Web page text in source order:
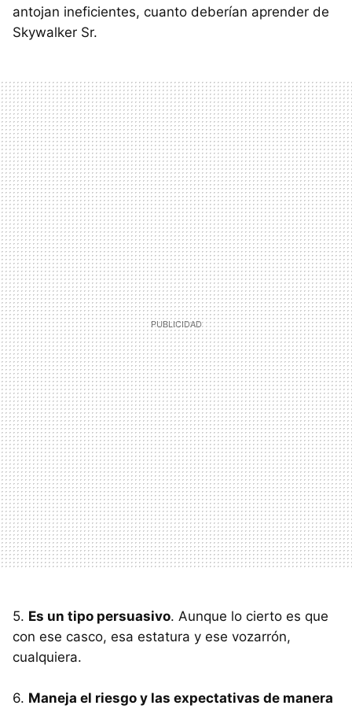
antojan ineficientes, cuanto deberían aprender de
Skywalker Sr.
5. Es un tipo persuasivo. Aunque lo cierto es que
con ese casco, esa estatura y ese vozarrón,
cualquiera.
6. Maneja el riesgo y las expectativas de manera